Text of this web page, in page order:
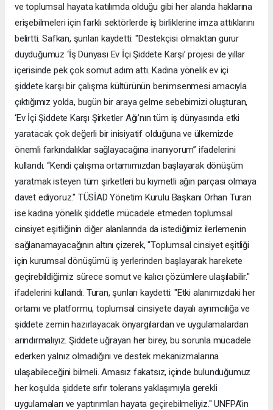
ve toplumsal hayata katılımda olduğu gibi her alanda haklarına
erişebilmeleri için farklı sektörlerde iş birliklerine imza attıklarını
belirtti. Safkan, şunları kaydetti: "Destekçisi olmaktan gurur
duyduğumuz ‘İş Dünyası Ev İçi Şiddete Karşı’ projesi de yıllar
içerisinde pek çok somut adım attı. Kadına yönelik ev içi
şiddete karşı bir çalışma kültürünün benimsenmesi amacıyla
çıktığımız yolda, bugün bir araya gelme sebebimizi oluşturan,
‘Ev İçi Şiddete Karşı Şirketler Ağı’nın tüm iş dünyasında etki
yaratacak çok değerli bir inisiyatif olduğuna ve ülkemizde
önemli farkındalıklar sağlayacağına inanıyorum” ifadelerini
kullandı. “Kendi çalışma ortamımızdan başlayarak dönüşüm
yaratmak isteyen tüm şirketleri bu kıymetli ağın parçası olmaya
davet ediyoruz." TÜSİAD Yönetim Kurulu Başkanı Orhan Turan
ise kadına yönelik şiddetle mücadele etmeden toplumsal
cinsiyet eşitliğinin diğer alanlarında da istediğimiz ilerlemenin
sağlanamayacağının altını çizerek, "Toplumsal cinsiyet eşitliği
için kurumsal dönüşümü iş yerlerinden başlayarak harekete
geçirebildiğimiz sürece somut ve kalıcı çözümlere ulaşılabilir."
ifadelerini kullandı. Turan, şunları kaydetti: "Etki alanımızdaki her
ortamı ve platformu, toplumsal cinsiyete dayalı ayrımcılığa ve
şiddete zemin hazırlayacak önyargılardan ve uygulamalardan
arındırmalıyız. Şiddete uğrayan her birey, bu sorunla mücadele
ederken yalnız olmadığını ve destek mekanizmalarına
ulaşabileceğini bilmeli. Amasız fakatsız, içinde bulunduğumuz
her koşulda şiddete sıfır tolerans yaklaşımıyla gerekli
uygulamaları ve yaptırımları hayata geçirebilmeliyiz." UNFPA’in